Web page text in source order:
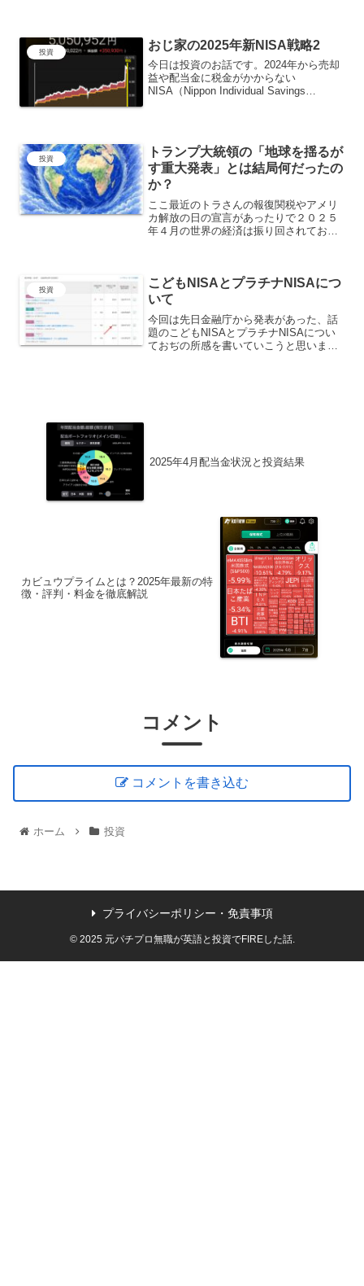
れておりません。カビ...
投資 おじ家の2025年新NISA戦略2
今日は投資のお話です。2024年から売却
益や配当金に税金がかからない
NISA（Nippon Individual Savings
投資
トランプ大統領の「地球を揺るが
す重大発表」とは結局何だったの
か？
ここ最近のトラさんの報復関税やアメリ
カ解放の日の宣言があったりで２０２５
年４月の世界の経済は振り回されており
to be...
投資
こどもNISAとプラチナNISAにつ
いて
今回は先日金融庁から発表があった、話
題のこどもNISAとプラチナNISAについ
ておぢの所感を書いていこうと思いま
2025年4月配当金状況と投資結果
カビュウプライムとは？2025年最新の特
徴・評判・料金を徹底解説
コメント
コメントを書き込む
ホーム 投資
プライバシーポリシー・免責事項
© 2025 元パチプロ無職が英語と投資でFIREした話.